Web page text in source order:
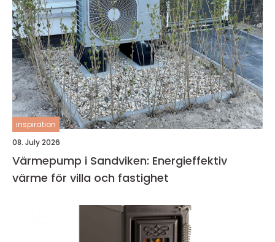
inspiration
08. July 2026
Värmepump i Sandviken: Energieffektiv
värme för villa och fastighet